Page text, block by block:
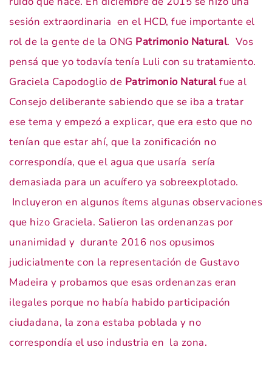
sesión extraordinaria en el HCD, fue importante el
rol de la gente de la ONG Patrimonio Natural. Vos
pensá que yo todavía tenía Luli con su tratamiento.
Graciela Capodoglio de Patrimonio Naturalfue al
Consejo deliberante sabiendo que se iba a tratar
ese tema y empezó a explicar, que era esto que no
tenían que estar ahí, que la zonificación no
correspondía, que el agua que usaría sería
demasiada para un acuífero ya sobreexplotado.
Incluyeron en algunos ítems algunas observaciones
que hizo Graciela. Salieron las ordenanzas por
unanimidad y durante 2016 nos opusimos
judicialmente con la representación de Gustavo
Madeira y probamos que esas ordenanzas eran
ilegales porque no había habido participación
ciudadana, la zona estaba poblada y no
correspondía el uso industria en la zona.